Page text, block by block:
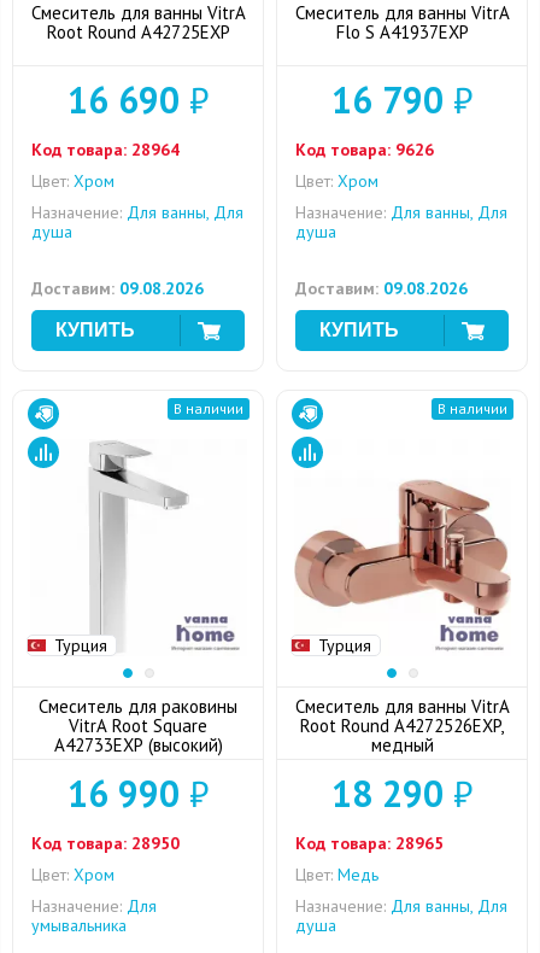
Смеситель для ванны VitrA
Root Round A42725EXP
16 690 ₽
Код товара: 28964
Цвет: Хром
Назначение: Для ванны, Для
душа
Доставим: 09.08.2026
Смеситель для ванны VitrA
Flo S A41937EXP
16 790 ₽
Код товара: 9626
Цвет: Хром
Назначение: Для ванны, Для
душа
Доставим: 09.08.2026
Турция
В наличии
Смеситель для раковины
VitrA Root Square
A42733EXP (высокий)
16 990 ₽
Код товара: 28950
Цвет: Хром
Назначение: Для
умывальника
Турция
В наличии
Смеситель для ванны VitrA
Root Round A4272526EXP,
медный
18 290 ₽
Код товара: 28965
Цвет: Медь
Назначение: Для ванны, Для
душа